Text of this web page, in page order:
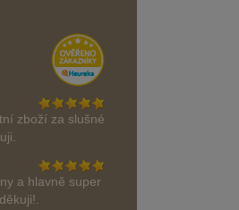
zboží za slušné
a hlavně super